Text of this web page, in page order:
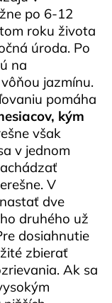
po 6-12
roku života
úroda. Po
na
jazmínu.
pomáha
kým
však
v jednom
V
dve
druhého už
dosiahnutie
zbierať
Ak sa